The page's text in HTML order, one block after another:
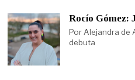
Rocío Gómez:
Por Alejandra de
debuta